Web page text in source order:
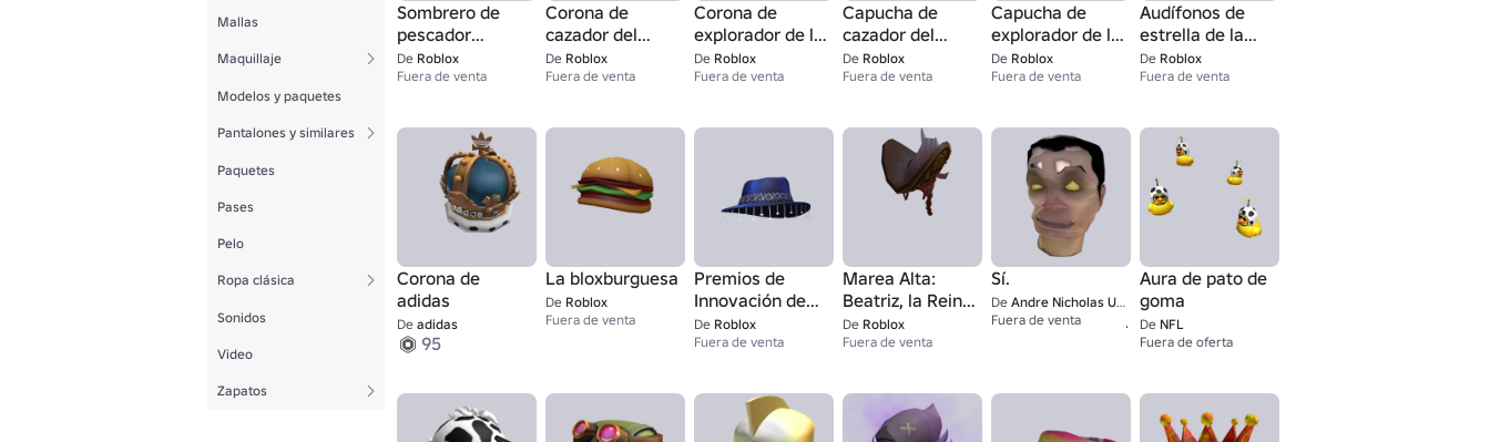
Mallas
Maquillaje
Modelos y paquetes
Pantalones y similares
Paquetes
Pases
Pelo
Ropa clásica
Sonidos
Video
Zapatos
Sombrero de
pescador
dorado
De Roblox
Fuera de venta
Corona de
cazador del
Infinito
De Roblox
Fuera de venta
Corona de
explorador de la
Bóveda
De Roblox
Fuera de venta
Capucha de
cazador del
Infinito
De Roblox
Fuera de venta
Capucha de
explorador de la
Bóveda
De Roblox
Fuera de venta
Audífonos de
estrella de la
Bóveda
De Roblox
Fuera de venta
Corona de
adidas
De adidas
95
La bloxburguesa
De Roblox
Fuera de venta
Premios de
Innovación de
Roblox 23
Fedora de Borde
De Roblox
Fuera de venta
Marea Alta:
Beatriz, la Reina
de los Piratas -
Sombrero
De Roblox
Fuera de venta
Sí.
De Andre Nicholas UGC
Fuera de venta
1
Aura de pato de
goma
De NFL
Fuera de oferta